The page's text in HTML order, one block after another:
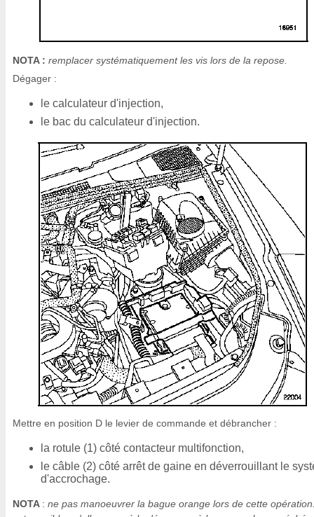
NOTA : remplacer systématiquement les vis lors de la repose.
Dégager :
le calculateur d'injection,
le bac du calculateur d'injection.
Mettre en position D le levier de commande et débrancher :
la rotule (1) côté contacteur multifonction,
le câble (2) côté arrêt de gaine en déverrouillant le
d'accrochage.
NOTA : ne pas manoeuvrer la bague orange lors de cette